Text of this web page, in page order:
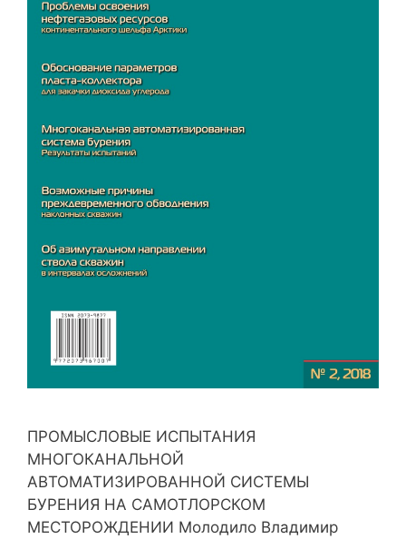
ПРОМЫСЛОВЫЕ ИСПЫТАНИЯ
МНОГОКАНАЛЬНОЙ
АВТОМАТИЗИРОВАННОЙ СИСТЕМЫ
БУРЕНИЯ НА САМОТЛОРСКОМ
МЕСТОРОЖДЕНИИ Молодило Владимир